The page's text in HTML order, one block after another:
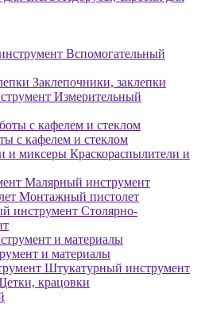
Вспомогательный
Заклепочники, заклепки
Измерительный
с кафелем и стеклом
Краскораспылители и
Малярный инструмент
Монтажный пистолет
Столярно-
и материалы
Штукатурный инструмент
крацовки